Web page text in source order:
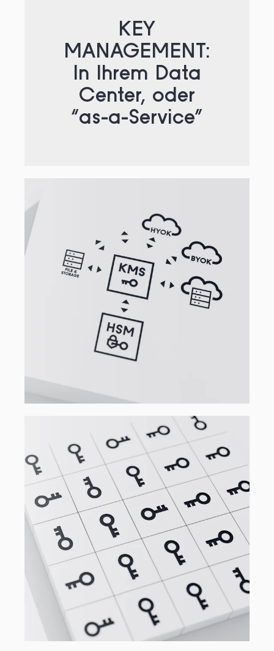
KEY
MANAGEMENT:
In Ihrem Data
Center, oder
“as-a-Service”